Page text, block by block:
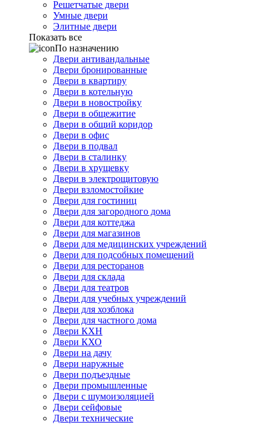
Решетчатые двери
Умные двери
Элитные двери
Показать все
По назначению
Двери антивандальные
Двери бронированные
Двери в квартиру
Двери в котельную
Двери в новостройку
Двери в общежитие
Двери в общий коридор
Двери в офис
Двери в подвал
Двери в сталинку
Двери в хрущевку
Двери в электрощитовую
Двери взломостойкие
Двери для гостиниц
Двери для загородного дома
Двери для коттеджа
Двери для магазинов
Двери для медицинских учреждений
Двери для подсобных помещений
Двери для ресторанов
Двери для склада
Двери для театров
Двери для учебных учреждений
Двери для хозблока
Двери для частного дома
Двери КХН
Двери КХО
Двери на дачу
Двери наружные
Двери подъездные
Двери промышленные
Двери с шумоизоляцией
Двери сейфовые
Двери технические